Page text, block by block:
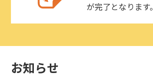
が完了となります。
お知らせ